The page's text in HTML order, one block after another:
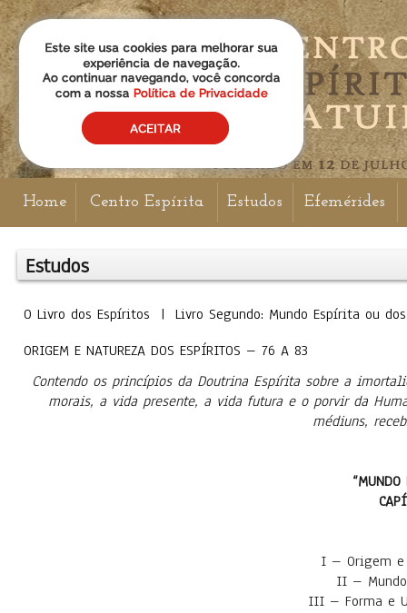
Home Centro Espírita Estudos Efemérides
Estudos
O Livro dos Espíritos | Livro Segundo: Mundo Espírita
ORIGEM E NATUREZA DOS ESPÍRITOS – 76 A 83
Contendo os princípios da Doutrina Espírita sobre a
morais, a vida presente, a vida futura e o porvir da
médiuns,
I – Origem e
II –
III – Forma e